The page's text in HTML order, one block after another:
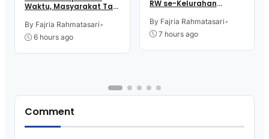
Waktu, Masyarakat Tak
Layanan Pertanahan
By Fajria Rahmatasari•
6 hours ago
RW se-Kelurahan
Sambut HUT RI
By Fajria Rahmatasari•
7 hours ago
Comment